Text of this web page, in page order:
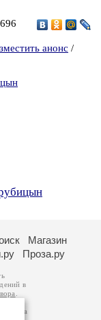
анонс /
Магазин
Проза.ру
в